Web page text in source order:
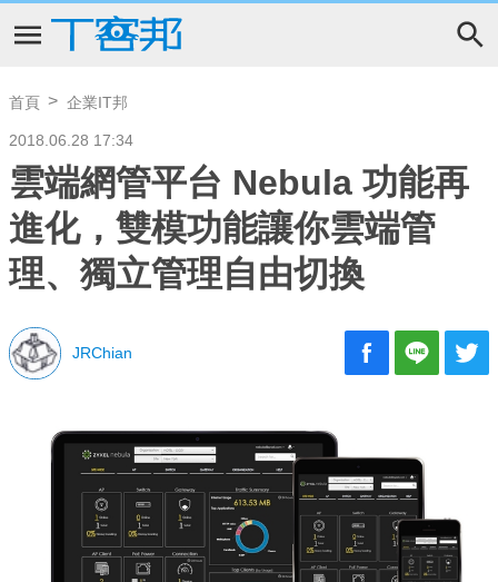
首頁 企業IT邦
2018.06.28 17:34
雲端網管平台 Nebula 功能再
進化，雙模功能讓你雲端管
理、獨立管理自由切換
JRChian